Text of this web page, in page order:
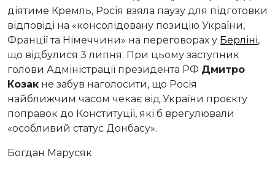
діятиме Кремль, Росія взяла паузу для підготовки
відповіді на «консолідовану позицію України,
Франції та Німеччини» на переговорах у Берліні,
що відбулися 3 липня. При цьому заступник
голови Адміністрації президента РФ Дмитро
Козак не забув наголосити, що Росія
найближчим часом чекає від України проєкту
поправок до Конституції, які б врегулювали
«особливий статус Донбасу».
Богдан Марусяк